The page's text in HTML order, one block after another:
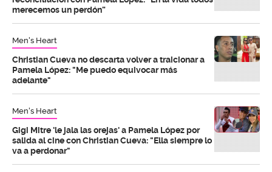
merecemos un perdón”
Men's Heart
Christian Cueva no descarta volver a traicionar a
Pamela López: "Me puedo equivocar más
adelante"
Men's Heart
Gigi Mitre 'le jala las orejas' a Pamela López por
salida al cine con Christian Cueva: "Ella siempre lo
va a perdonar"